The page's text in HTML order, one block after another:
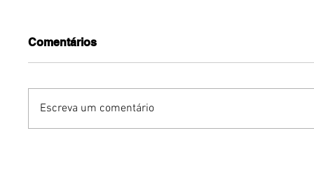
Comentários
Escreva um comentário